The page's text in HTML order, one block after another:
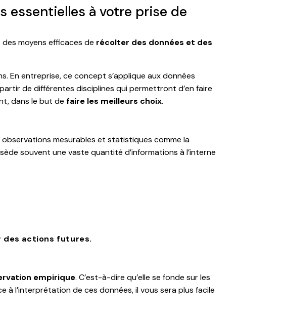
essentielles à votre prise de
moyens efficaces de récolter des données et des
En entreprise, ce concept s’applique aux données
de différentes disciplines qui permettront d’en faire
dans le but de faire les meilleurs choix.
observations mesurables et statistiques comme la
souvent une vaste quantité d’informations à l’interne
des actions futures.
empirique. C’est-à-dire qu’elle se fonde sur les
à l’interprétation de ces données, il vous sera plus facile